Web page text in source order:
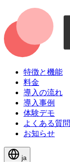
特徴と機能
料金
導入の流れ
導入事例
体験デモ
よくある質問
お知らせ
ja